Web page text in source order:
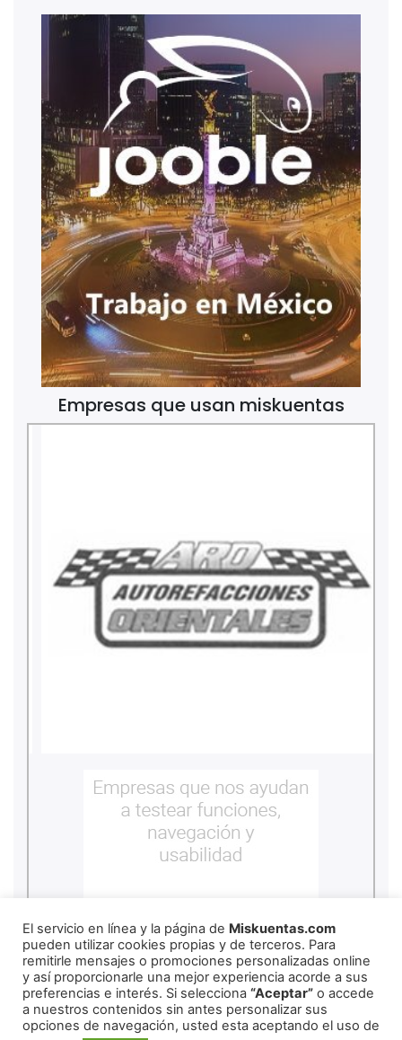
Empresas que usan miskuentas
copyrightmiskuentas2026
El servicio en línea y la página de Miskuentas.com
pueden utilizar cookies propias y de terceros. Para
remitirle mensajes o promociones personalizadas online
y así proporcionarle una mejor experiencia acorde a sus
preferencias e interés. Si selecciona “Aceptar” o accede
a nuestros contenidos sin antes personalizar sus
opciones de navegación, usted esta aceptando el uso de